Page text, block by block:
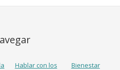
Hablar con los
Bienestar